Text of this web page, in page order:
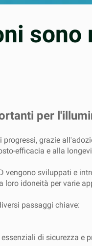
sono
per
grazie
efficacia e alla
vengono sviluppati e
loro idoneità per varie
passaggi chiave:
di sicurezza e